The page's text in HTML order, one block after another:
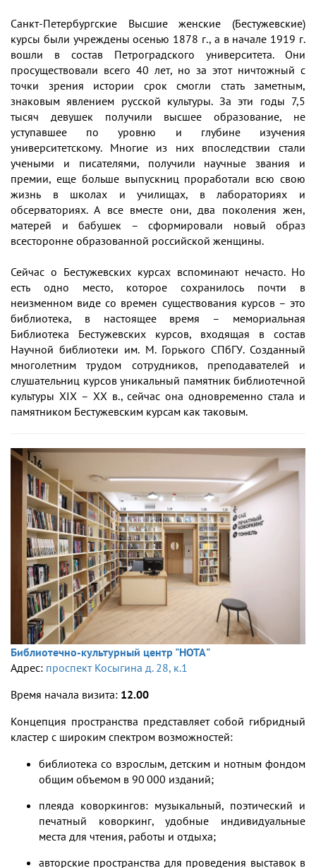
Санкт-Петербургские Высшие женские (Бестужевские)
курсы были учреждены осенью 1878 г., а в начале 1919 г.
вошли в состав Петроградского университета. Они
просуществовали всего 40 лет, но за этот ничтожный с
точки зрения истории срок смогли стать заметным,
знаковым явлением русской культуры. За эти годы 7,5
тысяч девушек получили высшее образование, не
уступавшее по уровню и глубине изучения
университетскому. Многие из них впоследствии стали
учеными и писателями, получили научные звания и
премии, еще больше выпускниц проработали всю свою
жизнь в школах и училищах, в лабораториях и
обсерваториях. А все вместе они, два поколения жен,
матерей и бабушек – сформировали новый образ
всесторонне образованной российской женщины.
Сейчас о Бестужевских курсах вспоминают нечасто. Но
есть одно место, которое сохранилось почти в
неизменном виде со времен существования курсов – это
библиотека, в настоящее время – мемориальная
Библиотека Бестужевских курсов, входящая в состав
Научной библиотеки им. М. Горького СПбГУ. Созданный
многолетним трудом сотрудников, преподавателей и
слушательниц курсов уникальный памятник библиотечной
культуры XIX – XX в., сейчас она одновременно стала и
памятником Бестужевским курсам как таковым.
Библиотечно-культурный центр "НОТА"
Адрес: проспект Косыгина д. 28, к.1
Время начала визита: 12.00
Концепция пространства представляет собой гибридный
кластер с широким спектром возможностей:
библиотека со взрослым, детским и нотным фондом
общим объемом в 90 000 изданий;
плеяда коворкингов: музыкальный, поэтический и
печатный коворкинг, удобные индивидуальные
места для чтения, работы и отдыха;
авторские пространства для проведения выставок в